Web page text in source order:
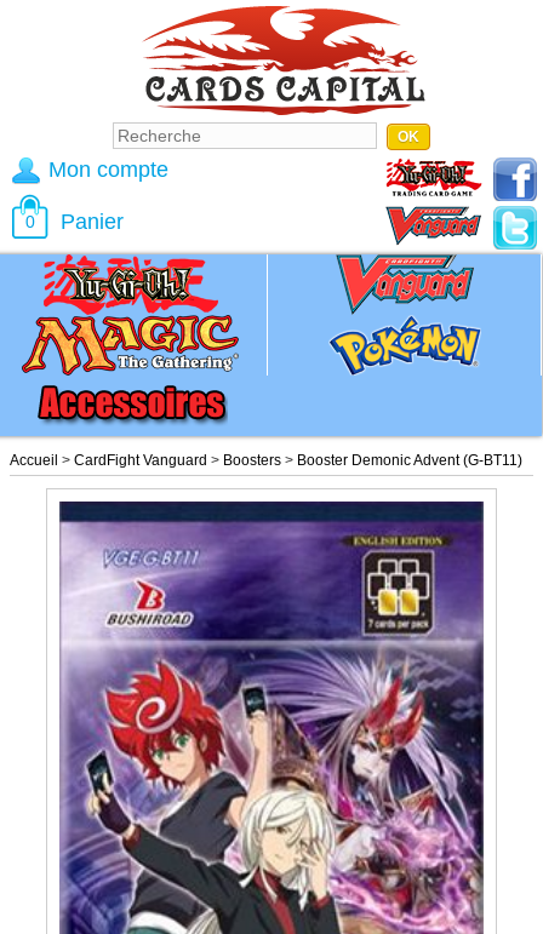
Accueil > CardFight Vanguard > Boosters > Booster Demonic Advent (G-BT11)
Mon compte
0 Panier